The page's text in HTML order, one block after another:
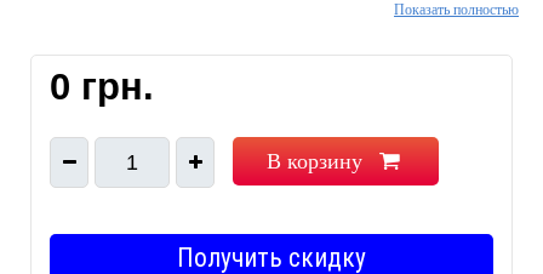
Гибкая подводка PEX c накидной гайкой 3/8.
Подходит для проточных водонагревателей.
Показать полностью
0 грн.
1 В корзину
Получить скидку